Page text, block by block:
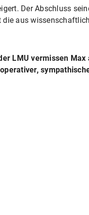
Der Abschluss
die aus
LMU vermissen Max